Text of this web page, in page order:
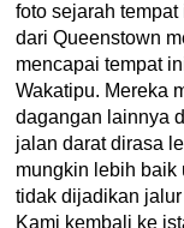
foto sejarah
dari Queenstown
mencapai tempat
Wakatipu. Mereka
dagangan lainnya
jalan darat dirasa
mungkin lebih baik
tidak dijadikan
Kami kembali ke